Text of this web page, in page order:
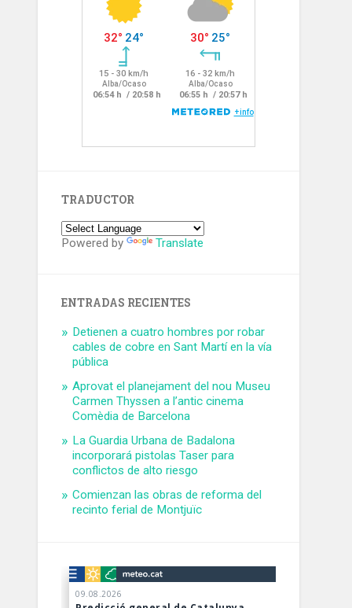
TRADUCTOR
Powered by Translate
ENTRADAS RECIENTES
Detienen a cuatro hombres por robar
cables de cobre en Sant Martí en la vía
pública
Aprovat el planejament del nou Museu
Carmen Thyssen a l’antic cinema
Comèdia de Barcelona
La Guardia Urbana de Badalona
incorporará pistolas Taser para
conflictos de alto riesgo
Comienzan las obras de reforma del
recinto ferial de Montjuïc